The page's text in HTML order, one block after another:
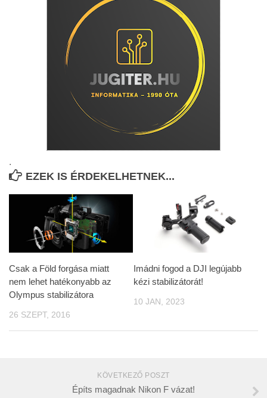
.
EZEK IS ÉRDEKELHETNEK...
Csak a Föld forgása miatt
nem lehet hatékonyabb az
Olympus stabilizátora
26 SZEPT, 2016
Imádni fogod a DJI legújabb
kézi stabilizátorát!
10 JAN, 2023
KÖVETKEZŐ POSZT
Építs magadnak Nikon F vázat!